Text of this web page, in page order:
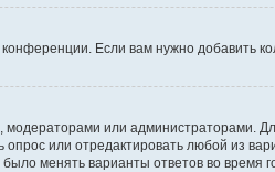
Если вам нужно
или администраторами.
или отредактировать любой из
менять варианты ответов во время